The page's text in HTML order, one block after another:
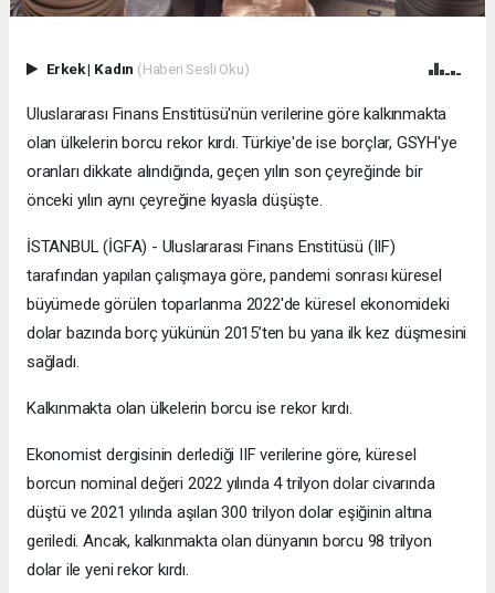
Erkek| Kadın (Haberi Sesli Oku)
Uluslararası Finans Enstitüsü'nün verilerine göre kalkınmakta
olan ülkelerin borcu rekor kırdı. Türkiye'de ise borçlar, GSYH'ye
oranları dikkate alındığında, geçen yılın son çeyreğinde bir
önceki yılın aynı çeyreğine kıyasla düşüşte.
İSTANBUL (İGFA) - Uluslararası Finans Enstitüsü (IIF)
tarafından yapılan çalışmaya göre, pandemi sonrası küresel
büyümede görülen toparlanma 2022'de küresel ekonomideki
dolar bazında borç yükünün 2015’ten bu yana ilk kez düşmesini
sağladı.
Kalkınmakta olan ülkelerin borcu ise rekor kırdı.
Ekonomist dergisinin derlediği IIF verilerine göre, küresel
borcun nominal değeri 2022 yılında 4 trilyon dolar civarında
düştü ve 2021 yılında aşılan 300 trilyon dolar eşiğinin altına
geriledi. Ancak, kalkınmakta olan dünyanın borcu 98 trilyon
dolar ile yeni rekor kırdı.